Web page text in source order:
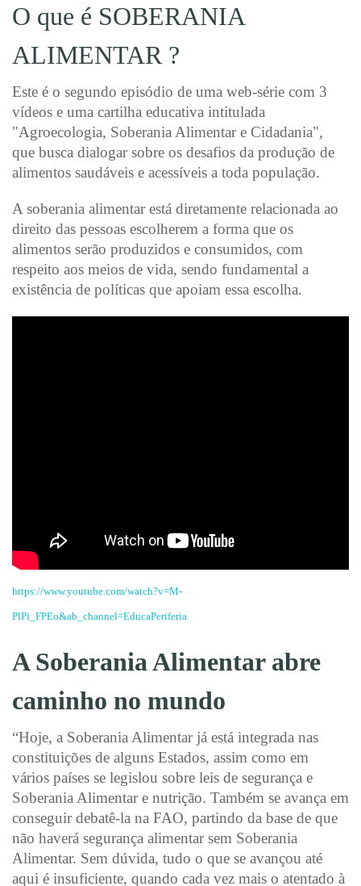
O que é SOBERANIA
ALIMENTAR ?
Este é o segundo episódio de uma web-série com 3
vídeos e uma cartilha educativa intitulada
"Agroecologia, Soberania Alimentar e Cidadania",
que busca dialogar sobre os desafios da produção de
alimentos saudáveis e acessíveis a toda população.
A soberania alimentar está diretamente relacionada ao
direito das pessoas escolherem a forma que os
alimentos serão produzidos e consumidos, com
respeito aos meios de vida, sendo fundamental a
existência de políticas que apoiam essa escolha.
https://www.youtube.com/watch?v=M-
PlPi_FPEo&ab_channel=EducaPeriferia
A Soberania Alimentar abre
caminho no mundo
“Hoje, a Soberania Alimentar já está integrada nas
constituições de alguns Estados, assim como em
vários países se legislou sobre leis de segurança e
Soberania Alimentar e nutrição. Também se avança em
conseguir debatê-la na FAO, partindo da base de que
não haverá segurança alimentar sem Soberania
Alimentar. Sem dúvida, tudo o que se avançou até
aqui é insuficiente, quando cada vez mais o atentado à